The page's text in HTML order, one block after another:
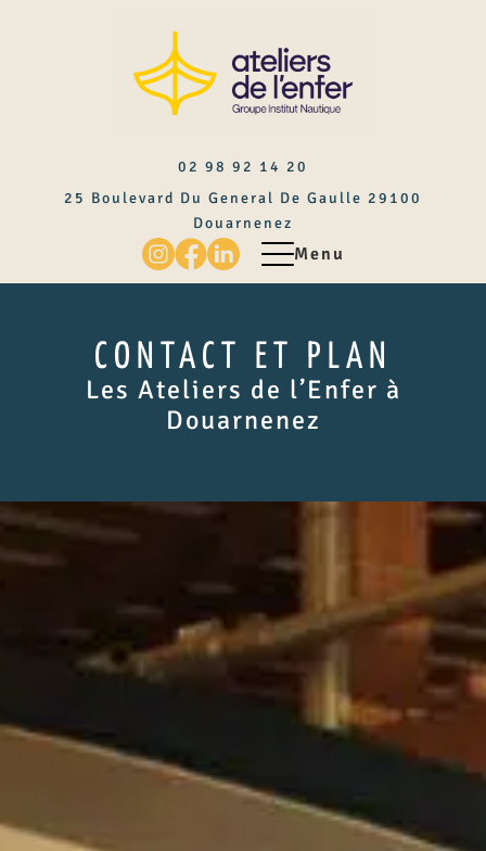
02 98 92 14 20
25 Boulevard Du General De Gaulle 29100
Douarnenez
Menu
CONTACT ET PLAN
Les Ateliers de l’Enfer à
Douarnenez